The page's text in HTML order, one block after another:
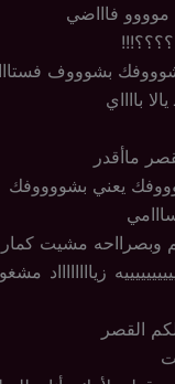
موووو فاااضي
؟؟؟؟!!!
بشوووف
بااااي
ماأقدر
يعني بشووووفك
وبصرااحه مشيت كمار
القصر